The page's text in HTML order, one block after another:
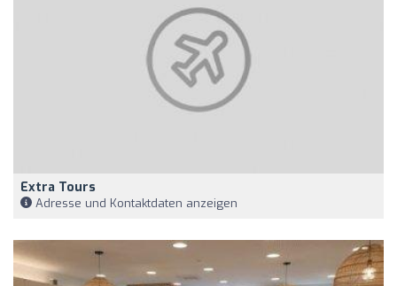
Extra Tours
Adresse und Kontaktdaten anzeigen